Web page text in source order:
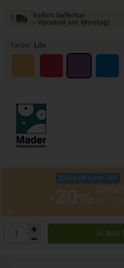
Sofort lieferbar
- Versand am Montag!
Farbe: Lila
Nur für kurze Zeit!
In den